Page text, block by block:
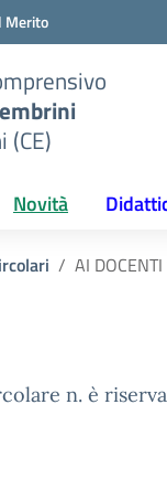
Merito
(CE)
Novità
AI
n. è